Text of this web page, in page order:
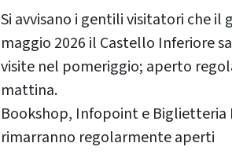
Si avvisano i gentili visitatori che il
maggio 2026 il Castello Inferiore
visite nel pomeriggio; aperto
mattina.
Bookshop, Infopoint e Biglietteria
rimarranno regolarmente aperti